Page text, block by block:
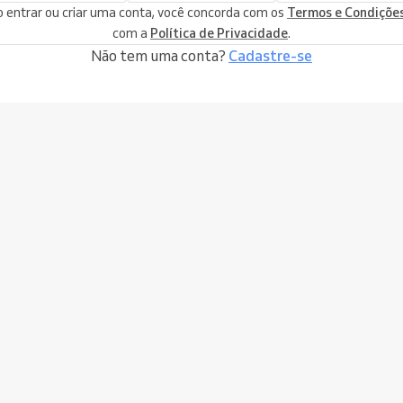
entrar ou criar uma conta, você concorda com os Termos e
com a Política de Privacidade.
Não tem uma conta? Cadastre-se